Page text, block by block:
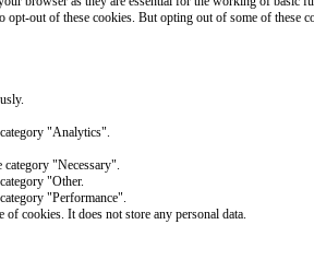
out of these cookies. But opting out of some of these
"Analytics".
"Necessary".
"Other.
"Performance".
cookies. It does not store any personal data.